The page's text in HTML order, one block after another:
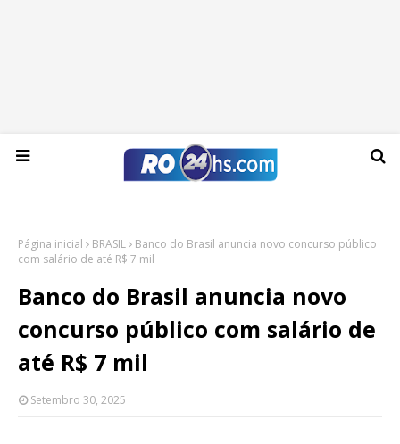
Domingo, 09 de agosto de 2026
Página inicial BRASIL
Banco do Brasil anuncia novo concurso público
com salário de até R$ 7 mil
Banco do Brasil anuncia novo
concurso público com salário de
até R$ 7 mil
Setembro 30, 2025